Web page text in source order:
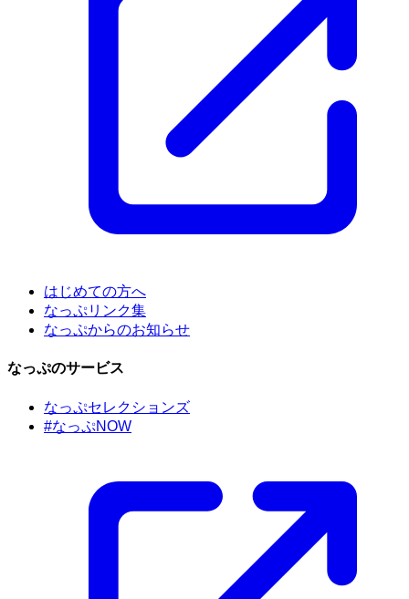
はじめての方へ
なっぷリンク集
なっぷからのお知らせ
なっぷのサービス
なっぷセレクションズ
#なっぷNOW